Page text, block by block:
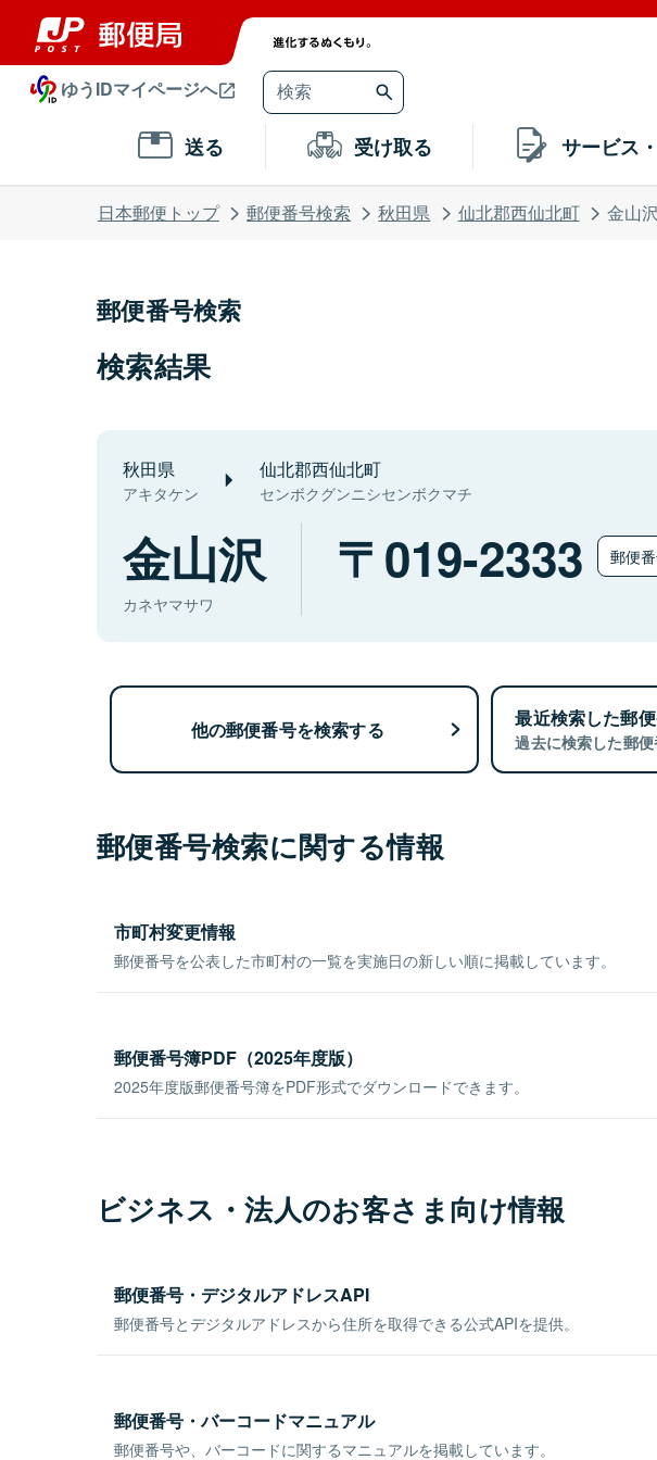
ゆうIDマイページへ
送る 受け取る サービス
日本郵便トップ 郵便番号検索 秋田県 仙北郡西仙北町 金山沢
郵便番号検索
検索結果
秋田県
アキタケン
仙北郡西仙北町
センボクグンニシセンボクマチ
金山沢
カネヤマサワ
019-2333 郵便
他の郵便番号を検索する 最近検索した郵
過去に検索した郵便
郵便番号検索に関する情報
市町村変更情報
郵便番号を公表した市町村の一覧を実施日の新しい順に掲載しています。
郵便番号簿PDF（2025年度版）
2025年度版郵便番号簿をPDF形式でダウンロードできます。
ビジネス・法人のお客さま向け情報
郵便番号・デジタルアドレスAPI
郵便番号とデジタルアドレスから住所を取得できる公式APIを提供。
郵便番号・バーコードマニュアル
郵便番号や、バーコードに関するマニュアルを掲載しています。